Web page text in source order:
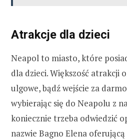
Atrakcje dla dzieci
Neapol to miasto, które
dla dzieci. Większość atrakcji
ulgowe, bądź wejście za
wybierając się do Neapolu z
koniecznie trzeba odwiedzić
nazwie Bagno Elena